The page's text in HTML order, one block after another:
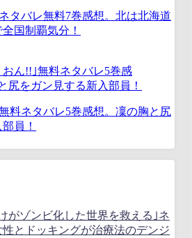
タバレ無料7巻感想。北は北海道
国制覇気分！
料ネタバレ5巻感想。凜の胸と尻
員！
がゾンビ化した世界を救える｣ネ
とドッキングが治療法のデンジ